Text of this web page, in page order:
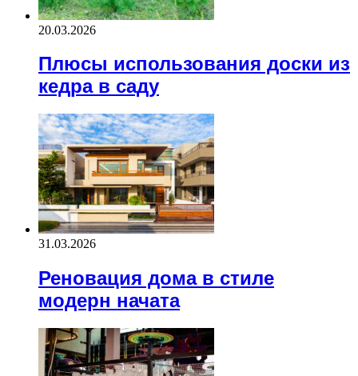
20.03.2026
Плюсы использования доски из
кедра в саду
31.03.2026
Реновация дома в стиле
модерн начата